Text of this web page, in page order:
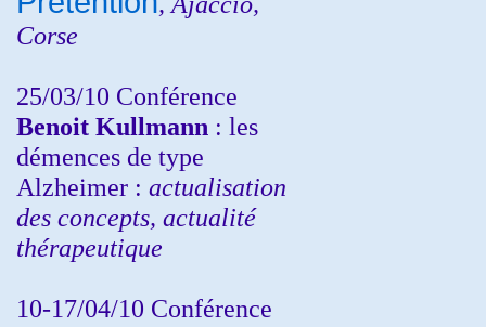
Corse
25/03/10 Conférence
Benoit Kullmann : les
démences de type
Alzheimer : actualisation
des concepts, actualité
thérapeutique
10-17/04/10 Conférence